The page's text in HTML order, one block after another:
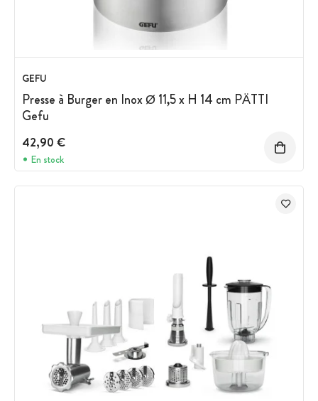
GEFU
Presse à Burger en Inox Ø 11,5 x H 14 cm PÄTTI
Gefu
42,90 €
En stock